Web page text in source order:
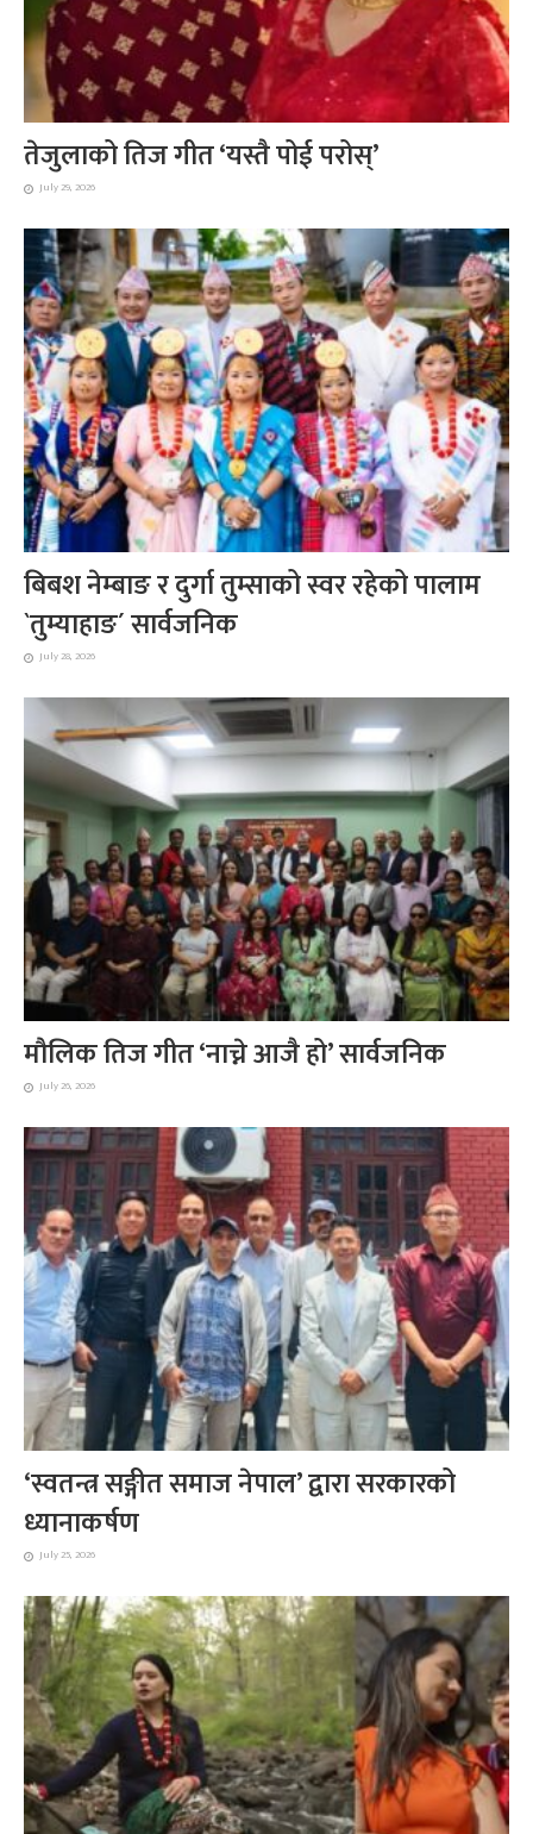
तेजुलाको तिज गीत ‘यस्तै पोई परोस्’
July 29, 2026
बिबश नेम्बाङ र दुर्गा तुम्साको स्वर रहेको पालाम
`तुम्याहाङ´ सार्वजनिक
July 28, 2026
मौलिक तिज गीत ‘नाच्ने आजै हो’ सार्वजनिक
July 26, 2026
‘स्वतन्त्र सङ्गीत समाज नेपाल’ द्वारा सरकारको
ध्यानाकर्षण
July 25, 2026